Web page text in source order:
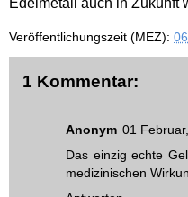
Veröffentlichungszeit (MEZ):
1 Kommentar:
Anonym 01
Das einzig echte
medizinischen